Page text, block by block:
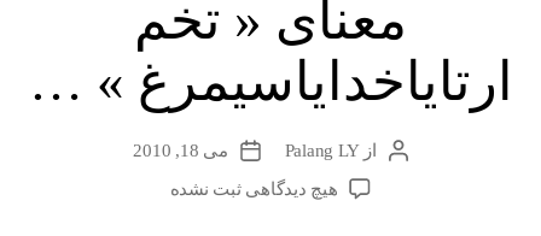
معنای « تخم
ارتایاخدایاسیمرغ » …
نویسندهٔ
نوشته
ازPalang LY
تاریخمی 18, 2010
هیچ دیدگاهیبرای
ثبت نشده